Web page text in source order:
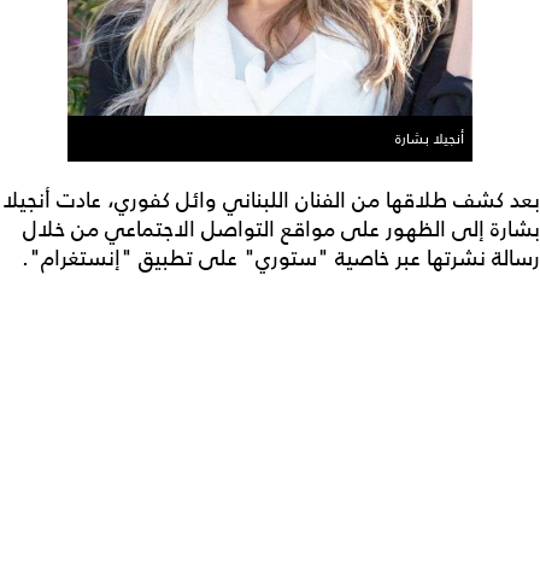
أنجيلا بشارة
بعد كشف طلاقها من الفنان اللبناني وائل كفوري، عادت أنجيلا
بشارة إلى الظهور على مواقع التواصل الاجتماعي من خلال
رسالة نشرتها عبر خاصية "ستوري" على تطبيق "إنستغرام".